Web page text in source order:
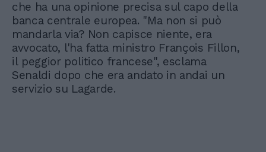
che ha una opinione precisa sul capo della
banca centrale europea. "Ma non si può
mandarla via? Non capisce niente, era
avvocato, l'ha fatta ministro François Fillon,
il peggior politico francese", esclama
Senaldi dopo che era andato in andai un
servizio su Lagarde.